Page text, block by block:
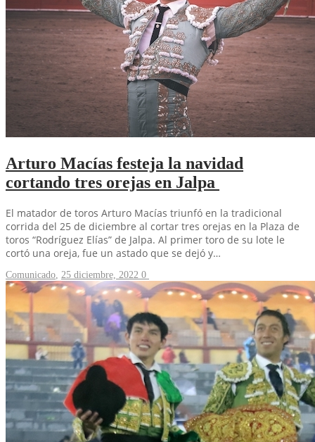
Arturo Macías festeja la navidad
cortando tres orejas en Jalpa
El matador de toros Arturo Macías triunfó en la tradicional
corrida del 25 de diciembre al cortar tres orejas en la Plaza de
toros “Rodríguez Elías” de Jalpa. Al primer toro de su lote le
cortó una oreja, fue un astado que se dejó y…
Comunicado 25 diciembre, 2022 0